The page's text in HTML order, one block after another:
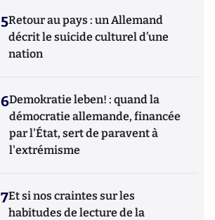
5Retour au pays : un Allemand
décrit le suicide culturel d’une
nation
6Demokratie leben! : quand la
démocratie allemande, financée
par l'État, sert de paravent à
l'extrémisme
7Et si nos craintes sur les
habitudes de lecture de la